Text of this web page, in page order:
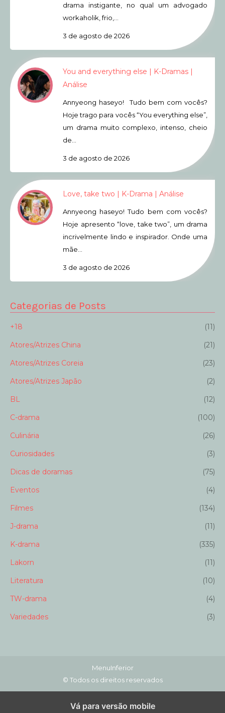
drama instigante, no qual um advogado
workaholik, frio,…
3 de agosto de 2026
You and everything else | K-Dramas |
Análise
Annyeong haseyo! Tudo bem com vocês?
Hoje trago para vocês “You everything else”,
um drama muito complexo, intenso, cheio
de…
3 de agosto de 2026
Love, take two | K-Drama | Análise
Annyeong haseyo! Tudo bem com vocês?
Hoje apresento “love, take two”, um drama
incrivelmente lindo e inspirador. Onde uma
mãe…
3 de agosto de 2026
Categorias de Posts
+18
(11)
Atores/Atrizes China
(21)
Atores/Atrizes Coreia
(23)
Atores/Atrizes Japão
(2)
BL
(12)
C-drama
(100)
Culinária
(26)
Curiosidades
(3)
Dicas de doramas
(75)
Eventos
(4)
Filmes
(134)
J-drama
(11)
K-drama
(335)
Lakorn
(11)
Literatura
(10)
TW-drama
(4)
Variedades
(3)
MenuInferior
© Todos os direitos reservados
Vá para versão mobile